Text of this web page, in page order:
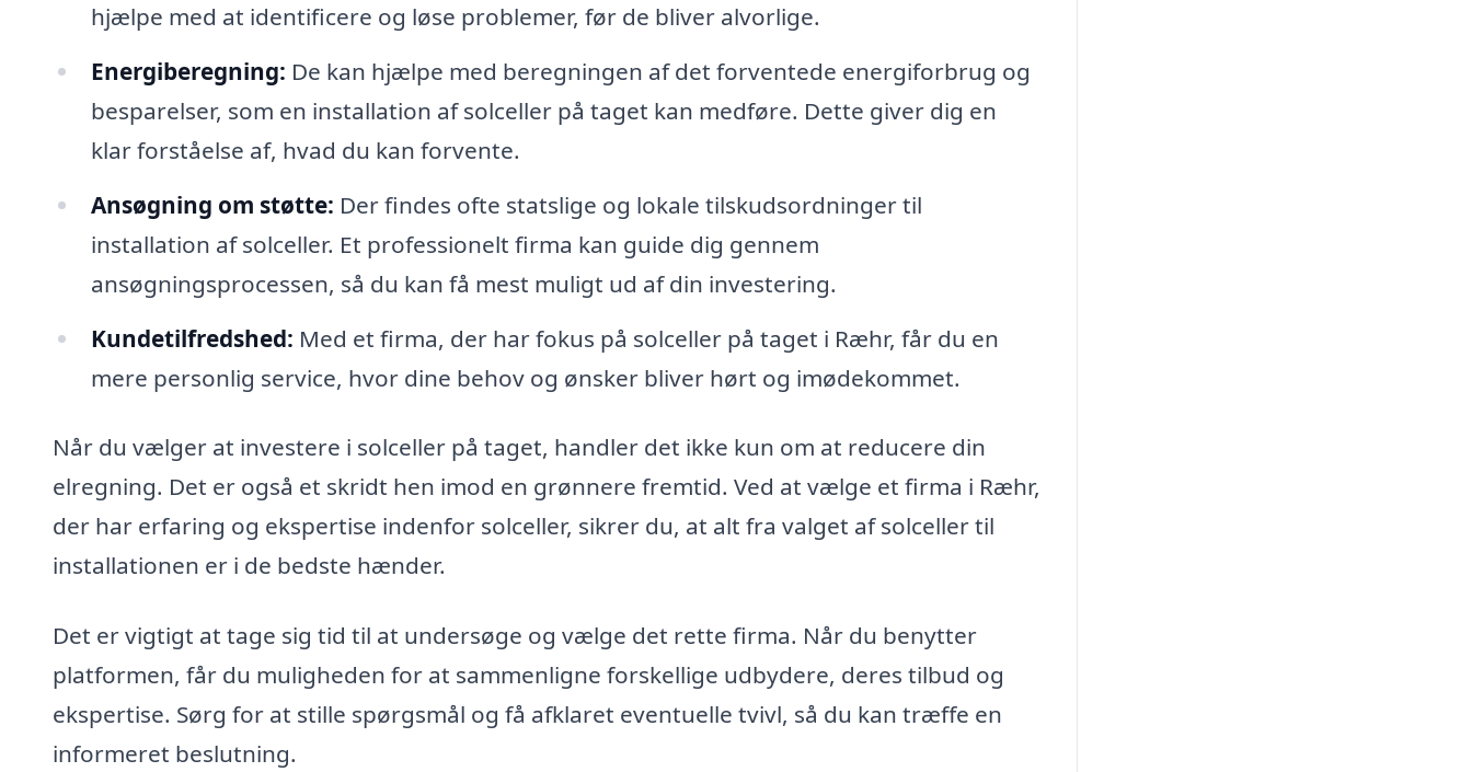
hjælpe med at identificere og løse problemer, før de bliver alvorlige.
Energiberegning: De kan hjælpe med beregningen af det forventede energiforbrug og
besparelser, som en installation af solceller på taget kan medføre. Dette giver dig en
klar forståelse af, hvad du kan forvente.
Ansøgning om støtte: Der findes ofte statslige og lokale tilskudsordninger til
installation af solceller. Et professionelt firma kan guide dig gennem
ansøgningsprocessen, så du kan få mest muligt ud af din investering.
Kundetilfredshed: Med et firma, der har fokus på solceller på taget i Ræhr, får du en
mere personlig service, hvor dine behov og ønsker bliver hørt og imødekommet.
Når du vælger at investere i solceller på taget, handler det ikke kun om at reducere din
elregning. Det er også et skridt hen imod en grønnere fremtid. Ved at vælge et firma i Ræhr,
der har erfaring og ekspertise indenfor solceller, sikrer du, at alt fra valget af solceller til
installationen er i de bedste hænder.
Det er vigtigt at tage sig tid til at undersøge og vælge det rette firma. Når du benytter
platformen, får du muligheden for at sammenligne forskellige udbydere, deres tilbud og
ekspertise. Sørg for at stille spørgsmål og få afklaret eventuelle tvivl, så du kan træffe en
informeret beslutning.